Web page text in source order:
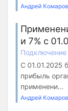
Андрей
и 7% с
С 01.01.2025
прибыль
применени...
Андрей